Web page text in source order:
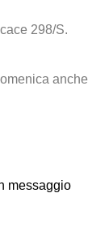
298/S.
anche
messaggio